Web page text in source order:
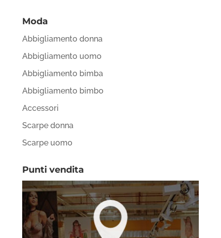
Moda
Abbigliamento donna
Abbigliamento uomo
Abbigliamento bimba
Abbigliamento bimbo
Accessori
Scarpe donna
Scarpe uomo
Punti vendita